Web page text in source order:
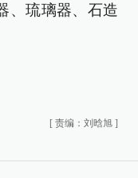
、琉璃器、石造
[ 责编：刘晗旭 ]